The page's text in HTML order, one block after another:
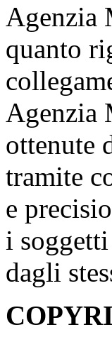
Agenzia
quanto
Agenzia
ottenute
tramite
e
i
dagli